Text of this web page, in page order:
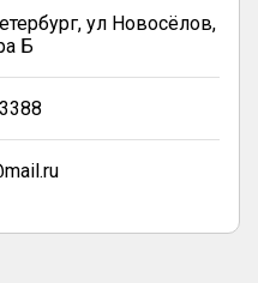
ул Новосёлов,
Б